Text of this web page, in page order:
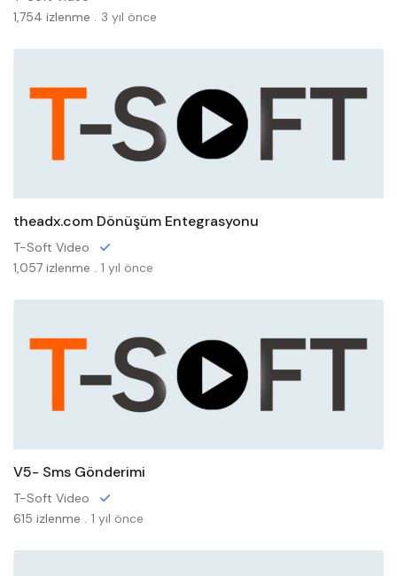
1,754 izlenme . 3 yıl önce
theadx.com Dönüşüm Entegrasyonu
T-Soft Video
1,057 izlenme . 1 yıl önce
V5- Sms Gönderimi
T-Soft Video
615 izlenme . 1 yıl önce